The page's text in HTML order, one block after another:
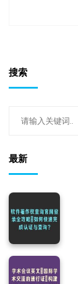
搜索
最新